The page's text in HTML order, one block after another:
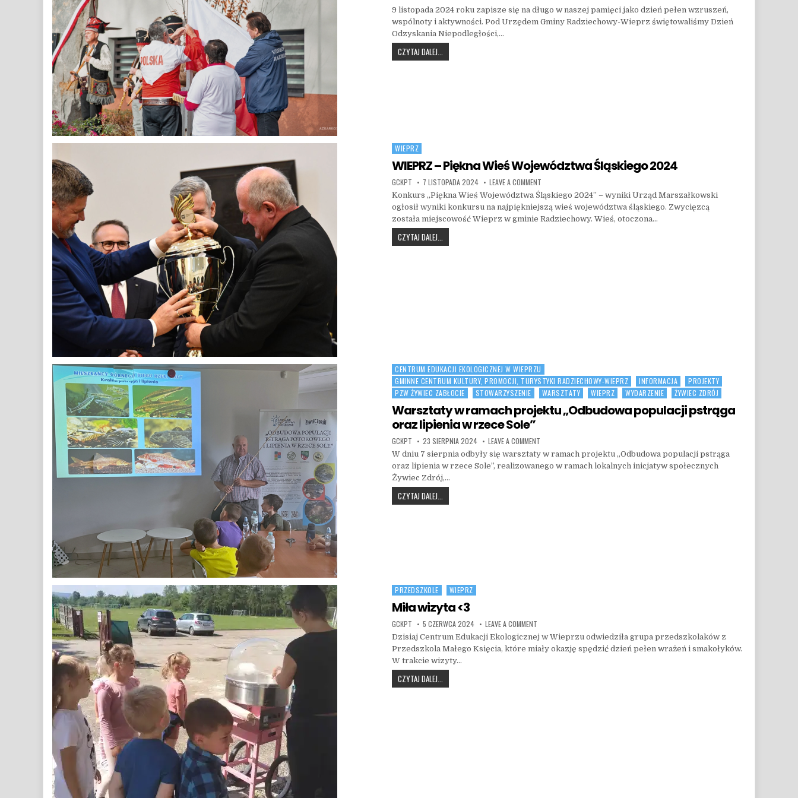
9 listopada 2024 roku zapisze się na długo w naszej pamięci jako dzień pełen wzruszeń,
wspólnoty i aktywności. Pod Urzędem Gminy Radziechowy-Wieprz świętowaliśmy Dzień
Odzyskania Niepodległości,…
CZYTAJ DALEJ...
Posted in
WIEPRZ
WIEPRZ – Piękna Wieś Województwa Śląskiego 2024
AUTHOR:
GCKPT PUBLISHED DATE:
7 LISTOPADA 2024 LEAVE A COMMENT
Konkurs „Piękna Wieś Województwa Śląskiego 2024” – wyniki Urząd Marszałkowski
ogłosił wyniki konkursu na najpiękniejszą wieś województwa śląskiego. Zwycięzcą
została miejscowość Wieprz w gminie Radziechowy. Wieś, otoczona…
CZYTAJ DALEJ...
Posted in
CENTRUM EDUKACJI EKOLOGICZNEJ W WIEPRZU
GMINNE CENTRUM KULTURY, PROMOCJI, TURYSTYKI RADZIECHOWY-WIEPRZ
INFORMACJA
PROJEKTY
PZW ŻYWIEC ZABŁOCIE
STOWARZYSZENIE WARSZTATY WIEPRZ WYDARZENIE ŻYWIEC ZDRÓJ
Warsztaty w ramach projektu „Odbudowa populacji pstrąga
oraz lipienia w rzece Sole”
AUTHOR:
GCKPT PUBLISHED DATE:
23 SIERPNIA 2024 LEAVE A COMMENT
W dniu 7 sierpnia odbyły się warsztaty w ramach projektu „Odbudowa populacji pstrąga
oraz lipienia w rzece Sole”, realizowanego w ramach lokalnych inicjatyw społecznych
Żywiec Zdrój,…
CZYTAJ DALEJ...
Posted in
PRZEDSZKOLE WIEPRZ
Miła wizyta <3
AUTHOR:
GCKPT PUBLISHED DATE:
5 CZERWCA 2024 LEAVE A COMMENT
Dzisiaj Centrum Edukacji Ekologicznej w Wieprzu odwiedziła grupa przedszkolaków z
Przedszkola Małego Księcia, które miały okazję spędzić dzień pełen wrażeń i smakołyków.
W trakcie wizyty…
CZYTAJ DALEJ...